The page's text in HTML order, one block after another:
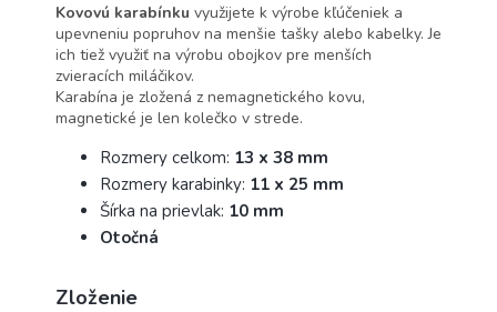
Kovovú karabínku využijete k výrobe kľúčeniek a
upevneniu popruhov na menšie tašky alebo kabelky. Je
ich tiež využiť na výrobu obojkov pre menších
zvieracích miláčikov.
Karabína je zložená z nemagnetického kovu,
magnetické je len kolečko v strede.
Rozmery celkom: 13 x 38 mm
Rozmery karabinky: 11 x 25 mm
Šírka na prievlak: 10 mm
Otočná
Zloženie